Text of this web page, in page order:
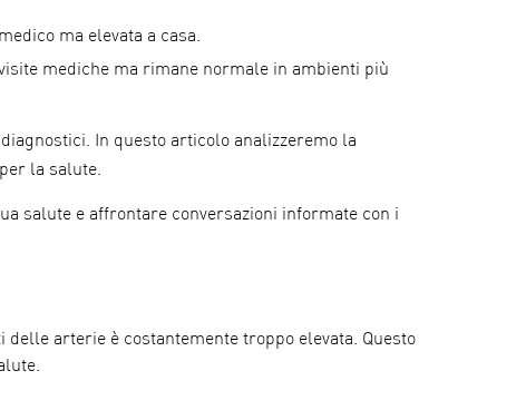
ma elevata a casa.
mediche ma rimane normale in ambienti più
In questo articolo analizzeremo la
la salute.
salute e affrontare conversazioni informate con i
arterie è costantemente troppo elevata. Questo